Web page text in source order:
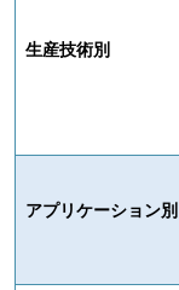
生産技術別
アプリケーション別